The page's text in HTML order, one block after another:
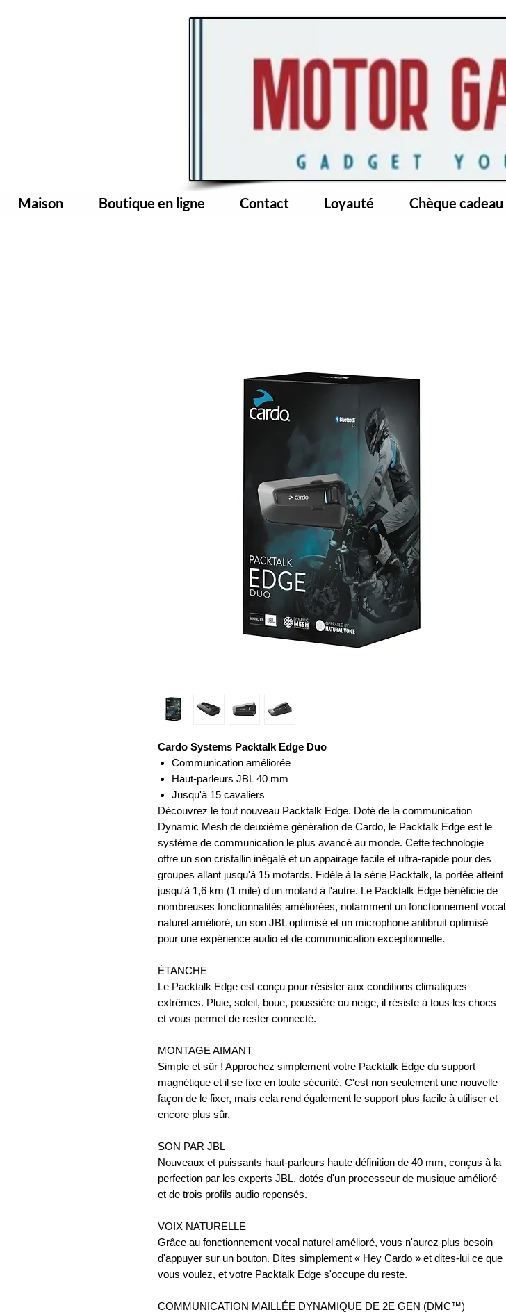
Maison Boutique en ligne Contact Loyauté Chèque cadeau
Cardo Systems Packtalk Edge Duo
Communication améliorée
Haut-parleurs JBL 40 mm
Jusqu'à 15 cavaliers
Découvrez le tout nouveau Packtalk Edge. Doté de la communication
Dynamic Mesh de deuxième génération de Cardo, le Packtalk Edge est le
système de communication le plus avancé au monde. Cette technologie
offre un son cristallin inégalé et un appairage facile et ultra-rapide pour des
groupes allant jusqu'à 15 motards. Fidèle à la série Packtalk, la portée atteint
jusqu'à 1,6 km (1 mile) d'un motard à l'autre. Le Packtalk Edge bénéficie de
nombreuses fonctionnalités améliorées, notamment un fonctionnement vocal
naturel amélioré, un son JBL optimisé et un microphone antibruit optimisé
pour une expérience audio et de communication exceptionnelle.
ÉTANCHE
Le Packtalk Edge est conçu pour résister aux conditions climatiques
extrêmes. Pluie, soleil, boue, poussière ou neige, il résiste à tous les chocs
et vous permet de rester connecté.
MONTAGE AIMANT
Simple et sûr ! Approchez simplement votre Packtalk Edge du support
magnétique et il se fixe en toute sécurité. C'est non seulement une nouvelle
façon de le fixer, mais cela rend également le support plus facile à utiliser et
encore plus sûr.
SON PAR JBL
Nouveaux et puissants haut-parleurs haute définition de 40 mm, conçus à la
perfection par les experts JBL, dotés d'un processeur de musique amélioré
et de trois profils audio repensés.
VOIX NATURELLE
Grâce au fonctionnement vocal naturel amélioré, vous n'aurez plus besoin
d'appuyer sur un bouton. Dites simplement « Hey Cardo » et dites-lui ce que
vous voulez, et votre Packtalk Edge s'occupe du reste.
COMMUNICATION MAILLÉE DYNAMIQUE DE 2E GEN (DMC™)